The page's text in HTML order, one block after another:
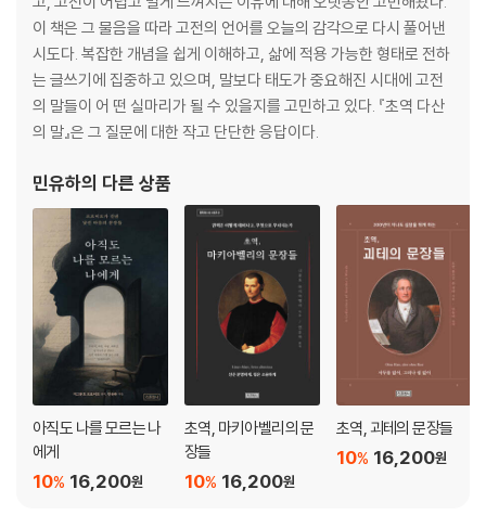
타인과 소통하기
* 쇼펜하우어에게 배우는 삶의 자세
2장 | 적당히 사는 지혜
1부 | 욕망의 본질과 인간의 불행 - 61
욕망은 왜 끝없이 자라는가? / 욕망 충족 후 찾아오는 공허함 / 욕망을 따
라 사는 삶의 문제점 / 쇼펜하우어가 본 욕망의 실체
* 쇼펜하우어에게 배우는 삶의 자세
2부 | 적당한 욕망이 주는 삶의 안정감 - 72
지나친 욕망이 불행한 이유 / 욕망을 내려놓으면 얻는 것들 / 지나친 완벽
주의에서 벗어나기 / 삶을 단순화하는 실천법
* 쇼펜하우어에게 배우는 삶의 자세
3부 | 타인의 인정에서 자유로워지기 - 84
타인의 시선이 만든 욕망 / 인정 욕구가 삶을 힘들게 하는 이유 / 타인의 기
대에서 벗어나 자신으로 사는 법 / 나만의 기준으로 만족하기
4부 | 인생을 ‘적당히’ 살기 위한 쇼펜하우어의 조언 - 96
이 책은 그 물음을 따라 고전의 언어를 오늘의 감각으로 다시 풀어낸
시도다. 복잡한 개념을 쉽게 이해하고, 삶에 적용 가능한 형태로 전하
는 글쓰기에 집중하고 있으며, 말보다 태도가 중요해진 시대에 고전
의 말들이 어 떤 실마리가 될 수 있을지를 고민하고 있다. 『초역 다산
의 말』은 그 질문에 대한 작고 단단한 응답이다.
민유하의 다른 상품
아직도 나를 모르는 나
에게
16,200원
10%
초역, 마키아벨리의 문
장들
16,200원
10%
초역, 괴테의 문장들
16,200원
10%